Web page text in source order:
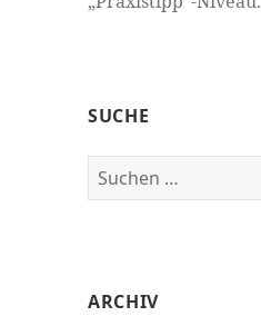
SUCHE
Suchen
nach:
ARCHIV